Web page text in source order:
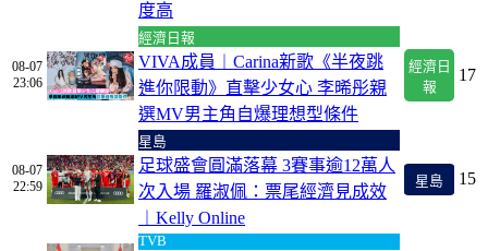
度高
08-07
23:06
經濟日報
VIVA成員︱Carina新歌《半夜跳
進你限動》直擊少女心 李晞彤親
選MV男主角自爆理想型條件
經濟日
報
17
08-07
22:59
星島
足球盛會圓滿落幕 3賽事逾12萬人
次入場 羅淑佩：票尾經濟見成效
︱Kelly Online
星島 15
TVB